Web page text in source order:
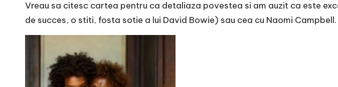
Vreau sa citesc cartea pentru ca detaliaza povestea si am auzit ca este
de succes, o stiti, fosta sotie a lui David Bowie) sau cea cu Naomi Campbell.